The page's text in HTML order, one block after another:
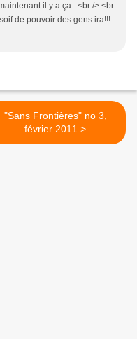
il y a ça...<br /> <br
de pouvoir des gens ira!!!
"Sans Frontières" no 3,
février 2011 >